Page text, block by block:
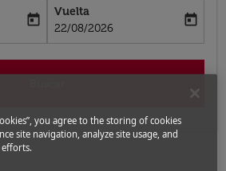
date-aria-label
today
Vuelta
fc-booking-return-date-aria-label
22/08/2026
today
you agree to the storing of cookies
site navigation, analyze site usage, and